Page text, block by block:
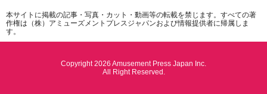
本サイトに掲載の記事・写真・カット・動画等の転載を禁じます。すべての著
作権は（株）アミューズメントプレスジャパンおよび情報提供者に帰属しま
す。
Copyright 2026 Amusement Press Japan Inc.
All Right Reserved.